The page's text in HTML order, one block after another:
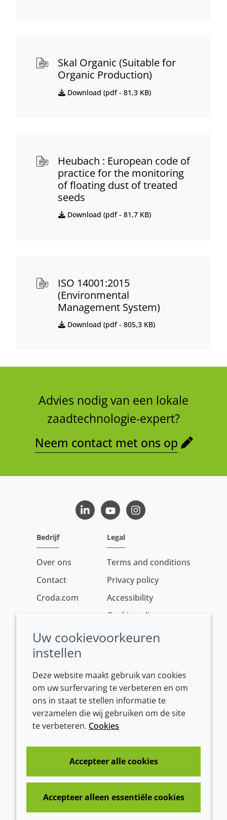
Skal Organic (Suitable for
Organic Production)
Download (pdf- 81,3 KB)
Heubach : European code of
practice for the monitoring
of floating dust of treated
seeds
Download (pdf- 81,7 KB)
ISO 14001:2015
(Environmental
Management System)
Download (pdf- 805,3 KB)
Advies nodig van een lokale
zaadtechnologie-expert?
Neem contact met ons op
LinkedInYoutubeInstagram
Bedrijf
Over ons
Contact
Croda.com
Legal
Terms and conditions
Privacy policy
Accessibility
Cookie policy
Conditions of sale
1601 BL Enkhuizen
The Netherlands
© 2026 Croda International Plc
Uw cookievoorkeuren
instellen
Deze website maakt gebruik van cookies
om uw surfervaring te verbeteren en om
ons in staat te stellen informatie te
verzamelen die wij gebruiken om de site
te verbeteren. Cookies
Accepteer alle cookies
Accepteer alleen essentiële cookies